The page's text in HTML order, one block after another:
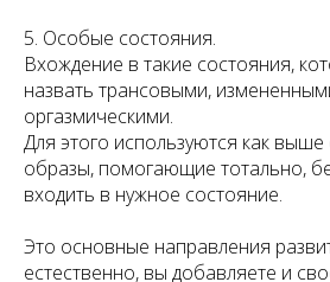
5. Особые состояния.
Вхождение в такие состояния,
назвать трансовыми,
оргазмическими.
Для этого используются как выше
образы, помогающие тотально,
входить в нужное состояние.
Это основные направления
естественно, вы добавляете и